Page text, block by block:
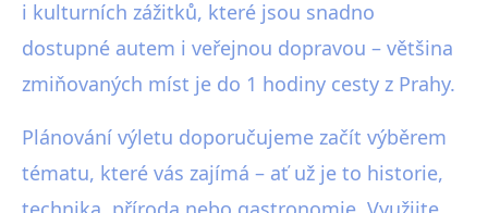
i kulturních zážitků, které jsou snadno
dostupné autem i veřejnou dopravou – většina
zmiňovaných míst je do 1 hodiny cesty z Prahy.
Plánování výletu doporučujeme začít výběrem
tématu, které vás zajímá – ať už je to historie,